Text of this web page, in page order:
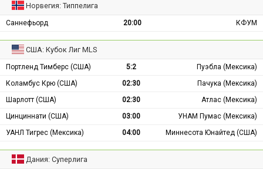
Норвегия: Типпелига
Саннефьорд 20:00 КФУМ
США: Кубок Лиг MLS
Портленд Тимберс (США) 5:2
Пуэбла (Мексика)
Коламбус Крю (США)
02:30
Пачука (Мексика)
Шарлотт (США)
02:30
Атлас (Мексика)
Цинциннати (США)
03:00
УНАМ Пумас (Мексика)
УАНЛ Тигрес (Мексика)
04:00 Миннесота Юнайтед (США)
Дания: Суперлига